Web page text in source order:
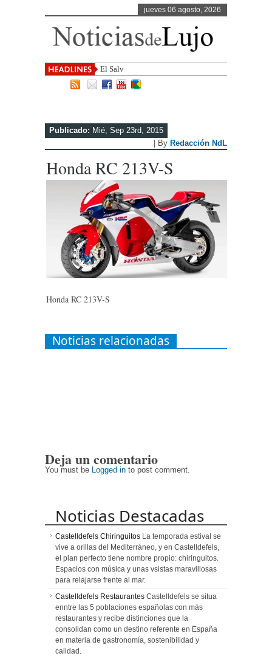
jueves 06 agosto, 2026
El Salvador, uno de los destin
Publicado: Mié, Sep 23rd, 2015
| By Redacción NdL
Honda RC 213V-S
Honda RC 213V-S
Noticias relacionadas
Deja un comentario
You must be Logged in to post comment.
Noticias Destacadas
Castelldefels Chiringuitos La temporada estival se
vive a orillas del Mediterráneo, y en Castelldefels,
el plan perfecto tiene nombre propio: chiringuitos.
Espacios con música y unas vsistas maravillosas
para relajarse frente al mar.
Castelldefels Restaurantes Castelldefels se situa
enntre las 5 poblaciones españolas con más
restaurantes y recibe distinciones que la
consolidan como un destino referente en España
en materia de gastronomía, sostenibilidad y
calidad.